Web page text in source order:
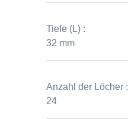
Tiefe (L) :
32 mm
Anzahl der Löcher :
24